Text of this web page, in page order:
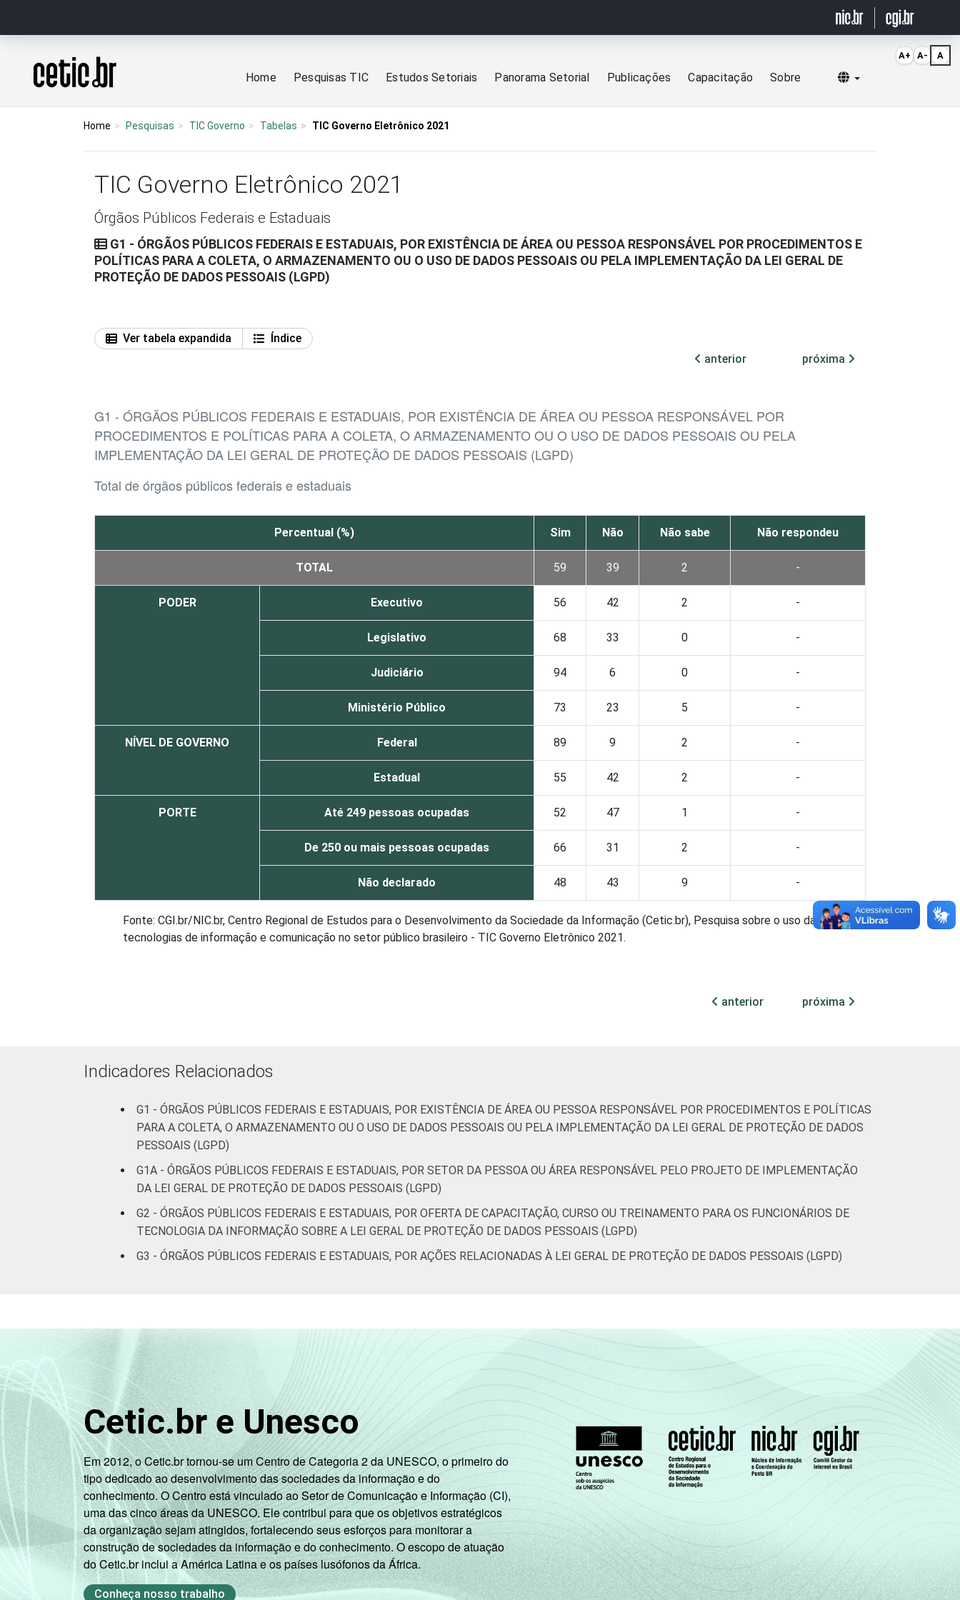
Página inicial
Home Pesquisas TIC Estudos Setoriais Panorama Setorial Publicações Capacitação Sobre Selecionar idioma
Home Pesquisas TIC Governo Tabelas TIC Governo Eletrônico 2021
TIC Governo Eletrônico 2021
Órgãos Públicos Federais e Estaduais
G1 - ÓRGÃOS PÚBLICOS FEDERAIS E ESTADUAIS, POR EXISTÊNCIA DE ÁREA OU PESSOA RESPONSÁVEL POR PROCEDIMENTOS E
POLÍTICAS PARA A COLETA, O ARMAZENAMENTO OU O USO DE DADOS PESSOAIS OU PELA IMPLEMENTAÇÃO DA LEI GERAL DE
PROTEÇÃO DE DADOS PESSOAIS (LGPD)
Ver tabela expandida
Índice
anterior
próxima
G1 - ÓRGÃOS PÚBLICOS FEDERAIS E ESTADUAIS, POR EXISTÊNCIA DE ÁREA OU PESSOA RESPONSÁVEL POR
PROCEDIMENTOS E POLÍTICAS PARA A COLETA, O ARMAZENAMENTO OU O USO DE DADOS PESSOAIS OU PELA
IMPLEMENTAÇÃO DA LEI GERAL DE PROTEÇÃO DE DADOS PESSOAIS (LGPD)
Total de órgãos públicos federais e estaduais
Percentual (%) Sim Não Não sabe Não respondeu
TOTAL 59 39 2 -
PODER Executivo 56 42 2 -
Legislativo 68 33 0 -
Judiciário 94 6 0 -
Ministério Público 73 23 5 -
NÍVEL DE GOVERNO Federal 89 9 2 -
Estadual 55 42 2 -
PORTE Até 249 pessoas ocupadas 52 47 1 -
De 250 ou mais pessoas ocupadas 66 31 2 -
Não declarado 48 43 9 -
Fonte: CGI.br/NIC.br, Centro Regional de Estudos para o Desenvolvimento da Sociedade da Informação (Cetic.br), Pesquisa sobre o uso das
tecnologias de informação e comunicação no setor público brasileiro - TIC Governo Eletrônico 2021.
anterior próxima
Indicadores Relacionados
G1 - ÓRGÃOS PÚBLICOS FEDERAIS E ESTADUAIS, POR EXISTÊNCIA DE ÁREA OU PESSOA RESPONSÁVEL POR PROCEDIMENTOS E POLÍTICAS
PARA A COLETA, O ARMAZENAMENTO OU O USO DE DADOS PESSOAIS OU PELA IMPLEMENTAÇÃO DA LEI GERAL DE PROTEÇÃO DE DADOS
PESSOAIS (LGPD)
G1A - ÓRGÃOS PÚBLICOS FEDERAIS E ESTADUAIS, POR SETOR DA PESSOA OU ÁREA RESPONSÁVEL PELO PROJETO DE IMPLEMENTAÇÃO
DA LEI GERAL DE PROTEÇÃO DE DADOS PESSOAIS (LGPD)
G2 - ÓRGÃOS PÚBLICOS FEDERAIS E ESTADUAIS, POR OFERTA DE CAPACITAÇÃO, CURSO OU TREINAMENTO PARA OS FUNCIONÁRIOS DE
TECNOLOGIA DA INFORMAÇÃO SOBRE A LEI GERAL DE PROTEÇÃO DE DADOS PESSOAIS (LGPD)
G3 - ÓRGÃOS PÚBLICOS FEDERAIS E ESTADUAIS, POR AÇÕES RELACIONADAS À LEI GERAL DE PROTEÇÃO DE DADOS PESSOAIS (LGPD)
Cetic.br e Unesco
Em 2012, o Cetic.br tornou-se um Centro de Categoria 2 da UNESCO, o primeiro do
tipo dedicado ao desenvolvimento das sociedades da informação e do
conhecimento. O Centro está vinculado ao Setor de Comunicação e Informação (CI),
uma das cinco áreas da UNESCO. Ele contribui para que os objetivos estratégicos
da organização sejam atingidos, fortalecendo seus esforços para monitorar a
construção de sociedades da informação e do conhecimento. O escopo de atuação
do Cetic.br inclui a América Latina e os países lusófonos da África.
Conheça nosso trabalho
A+ A- A